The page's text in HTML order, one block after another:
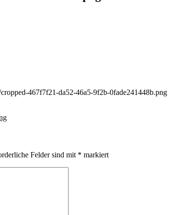
467f7f21-da52-46a5-9f2b-0fade241448b.png
Felder sind mit * markiert